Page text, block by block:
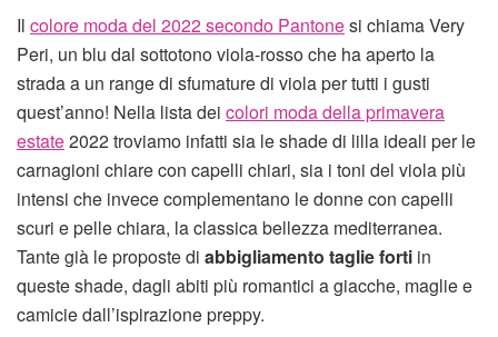
Il colore moda del 2022 secondo Pantonesi chiama Very
Peri, un blu dal sottotono viola-rosso che ha aperto la
strada a un range di sfumature di viola per tutti i gusti
quest’anno! Nella lista dei colori moda della primavera
estate2022 troviamo infatti sia le shade di lilla ideali per le
carnagioni chiare con capelli chiari, sia i toni del viola più
intensi che invece complementano le donne con capelli
scuri e pelle chiara, la classica bellezza mediterranea.
Tante già le proposte di abbigliamento taglie forti in
queste shade, dagli abiti più romantici a giacche, maglie e
camicie dall’ispirazione preppy.